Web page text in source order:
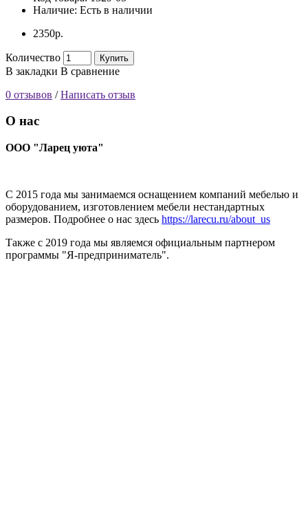
Наличие: Есть в наличии
2350р.
Количество Купить
В закладки В сравнение
0 отзывов /Написать отзыв
О нас
ООО "Ларец уюта"
С 2015 года мы занимаемся оснащением компаний мебелью и
оборудованием, изготовлением мебели нестандартных
размеров. Подробнее о нас здесь https://larecu.ru/about_us
Также с 2019 года мы являемся официальным партнером
программы "Я-предприниматель".